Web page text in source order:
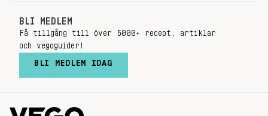
BLI MEDLEM
Få tillgång till över 5000+ recept, artiklar
och vegoguider!
BLI MEDLEM IDAG